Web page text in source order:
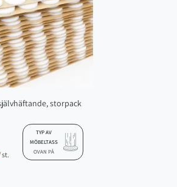
storpack
st.
TYP AV
MÖBELTASS
OVAN PÅ